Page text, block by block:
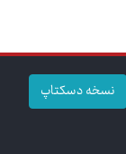
نسخه دسکتاپ